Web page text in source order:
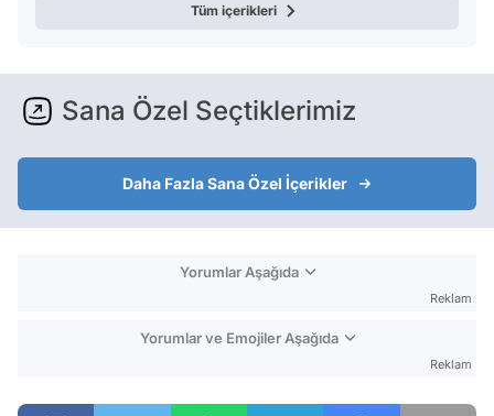
Tüm içerikleri
Sana Özel Seçtiklerimiz
Daha Fazla Sana Özel İçerikler
Yorumlar Aşağıda
Reklam
Yorumlar ve Emojiler Aşağıda
Reklam